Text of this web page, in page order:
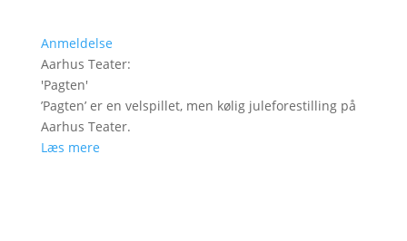
Anmeldelse
Aarhus Teater:
'Pagten'
’Pagten’ er en velspillet, men kølig juleforestilling på
Aarhus Teater.
Læs mere